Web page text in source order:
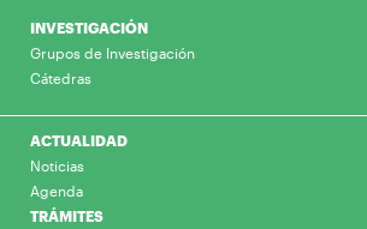
INVESTIGACIÓN
Grupos de Investigación
Cátedras
ACTUALIDAD
Noticias
Agenda
TRÁMITES